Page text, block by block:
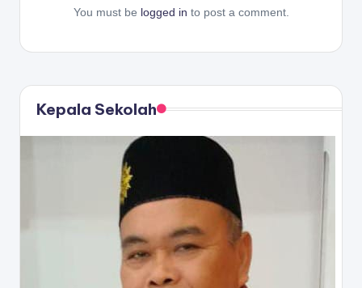
You must be logged in to post a comment.
Kepala Sekolah